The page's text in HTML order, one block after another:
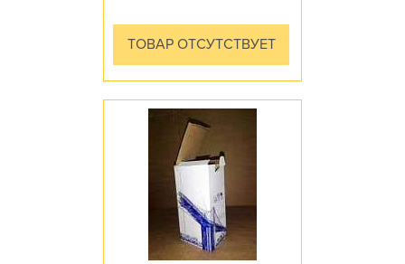
ТОВАР ОТСУТСТВУЕТ